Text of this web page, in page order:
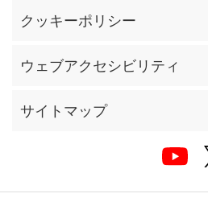
クッキーポリシー
ウェブアクセシビリティ
サイトマップ